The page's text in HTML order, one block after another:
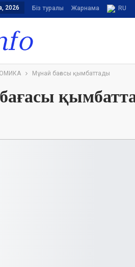
2026 Біз туралы Жарнама RU
Мұнай бағасы қымбаттады